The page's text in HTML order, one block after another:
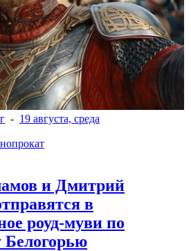
- 19 августа, среда
и Дмитрий
в
роуд-муви по
Белогорью